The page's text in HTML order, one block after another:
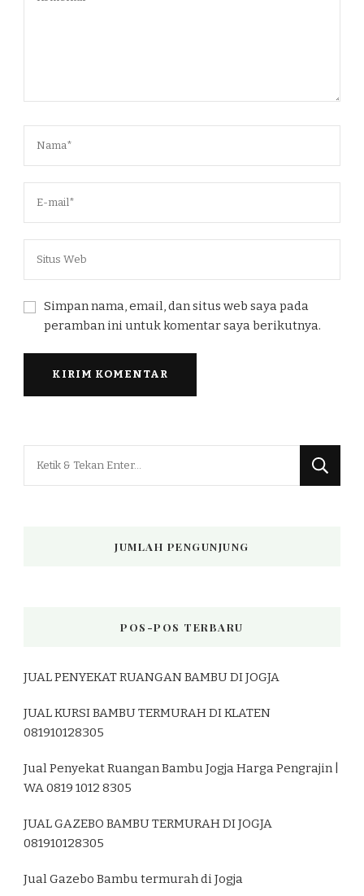
Simpan nama, email, dan situs web saya pada
peramban ini untuk komentar saya berikutnya.
JUMLAH PENGUNJUNG
POS-POS TERBARU
JUAL PENYEKAT RUANGAN BAMBU DI JOGJA
JUAL KURSI BAMBU TERMURAH DI KLATEN
081910128305
Jual Penyekat Ruangan Bambu Jogja Harga Pengrajin |
WA 0819 1012 8305
JUAL GAZEBO BAMBU TERMURAH DI JOGJA
081910128305
Jual Gazebo Bambu termurah di Jogja